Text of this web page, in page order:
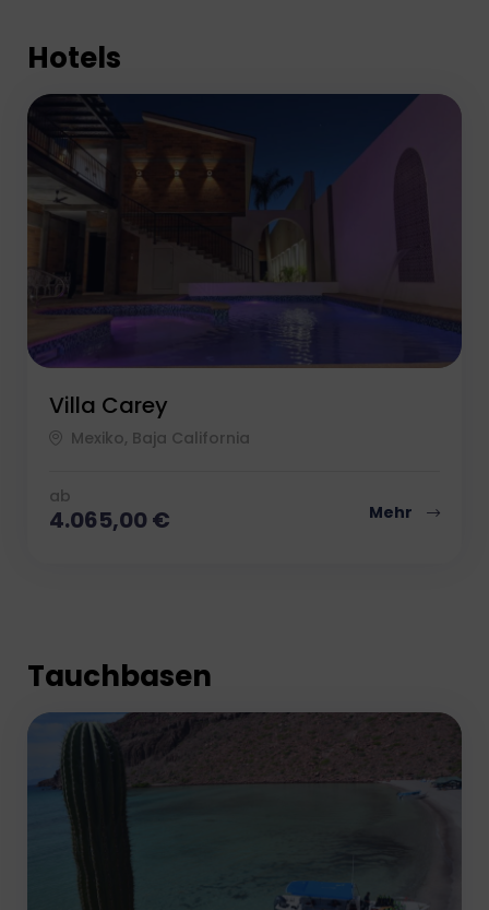
Hotels
Villa Carey
Mexiko, Baja California
ab
4.065,00€ Mehr
Tauchbasen